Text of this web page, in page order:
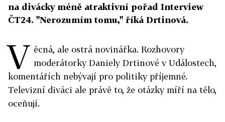
na divácky méně atraktivní pořad Interview
ČT24. "Nerozumím tomu," říká Drtinová.
V ěcná, ale ostrá novinářka. Rozhovory
moderátorky Daniely Drtinové v Událostech,
komentářích nebývají pro politiky příjemné.
Televizní diváci ale právě to, že otázky míří na tělo,
oceňují.